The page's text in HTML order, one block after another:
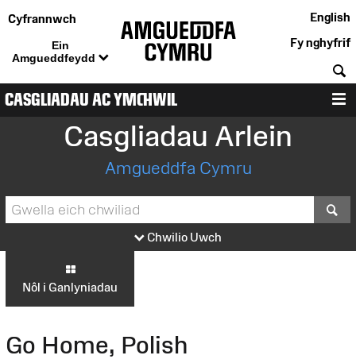
Cyfrannwch
Ein
Amgueddfeydd
English
Fy nghyfrif
CASGLIADAU AC YMCHWIL
Casgliadau Arlein
Amgueddfa Cymru
Chwilio Uwch
Nôl i Ganlyniadau
Go Home, Polish